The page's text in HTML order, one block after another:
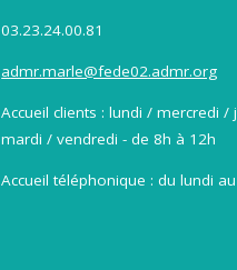
03.23.24.00.81
admr.marle@fede02.admr.org
Accueil clients : lundi / mercredi
mardi / vendredi - de 8h à 12h
Accueil téléphonique : du lundi